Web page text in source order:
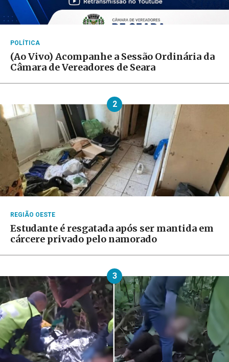
POLÍTICA
(Ao Vivo) Acompanhe a Sessão Ordinária da
Câmara de Vereadores de Seara
2
REGIÃO OESTE
Estudante é resgatada após ser mantida em
cárcere privado pelo namorado
3